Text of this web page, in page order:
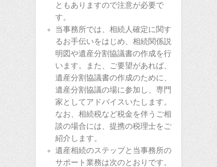
ともありますので注意が必要で
す。
当事務所では、相続人確定に関す
るお手伝いをはじめ、相続関係説
明図や遺産分割協議書の作成を行
います。また、ご要望があれば、
遺産分割協議書の作成のために、
遺産分割協議の場に参加し、専門
家としてアドバイスいたします。
なお、相続税など税金を伴うご相
談の場合には、提携の税理士をご
紹介します。
遺産相続のステップと当事務所の
サポート業務は次のとおりです。